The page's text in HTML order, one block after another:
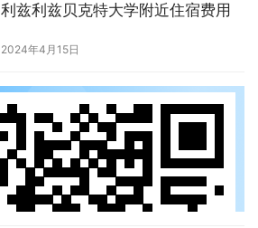
利兹利兹贝克特大学附近住宿费用
2024年4月15日